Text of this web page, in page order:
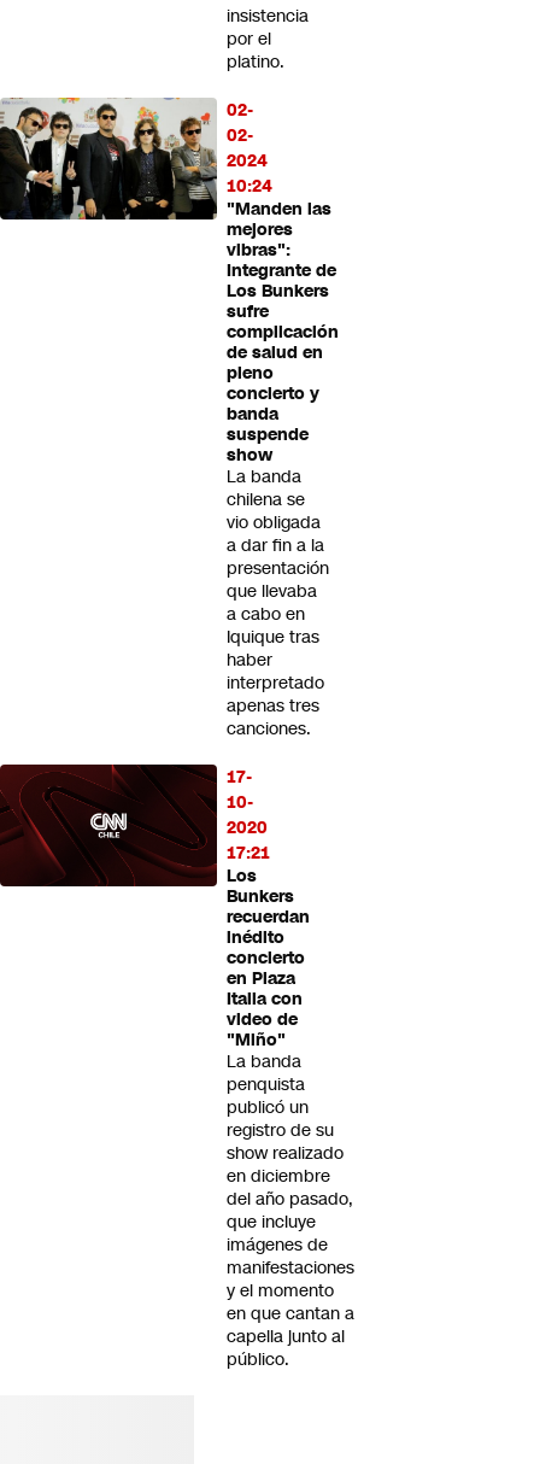
insistencia
por el
platino.
02-
02-
2024
10:24
"Manden las
mejores
vibras":
Integrante de
Los Bunkers
sufre
complicación
de salud en
pleno
concierto y
banda
suspende
show
La banda
chilena se
vio obligada
a dar fin a la
presentación
que llevaba
a cabo en
Iquique tras
haber
interpretado
apenas tres
canciones.
17-
10-
2020
17:21
Los
Bunkers
recuerdan
inédito
concierto
en Plaza
Italia con
video de
"Miño"
La banda
penquista
publicó un
registro de su
show realizado
en diciembre
del año pasado,
que incluye
imágenes de
manifestaciones
y el momento
en que cantan a
capella junto al
público.